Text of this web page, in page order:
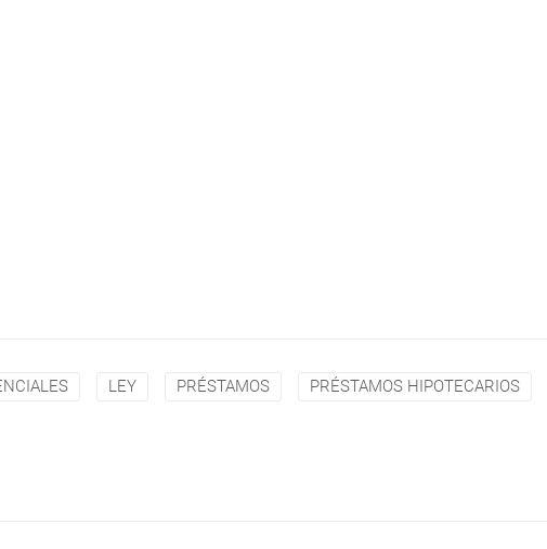
LEY PRÉSTAMOS PRÉSTAMOS HIPOTECARIOS